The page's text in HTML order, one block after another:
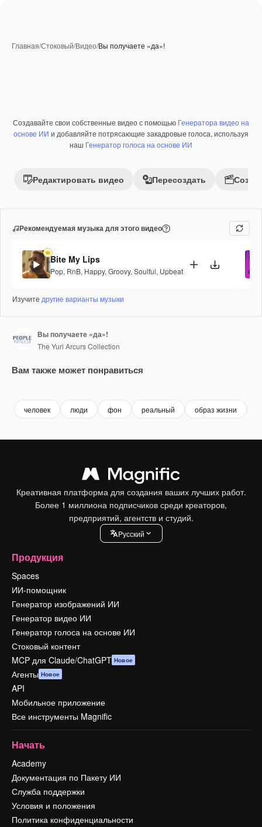
Главная/Стоковый/Видео/Вы получаете «да»!
Премиум
Создавайте свои собственные видео с помощью Генератора видео на
основе ИИ и добавляйте потрясающие закадровые голоса, используя
наш Генератор голоса на основе ИИ
Редактировать видео Пересоздать
Рекомендуемая музыка для этого видео
Bite My Lips
Pop, RnB, Happy, Groovy, Soulful, Upbeat
Изучите другие варианты музыки
Вы получаете «да»!
The Yuri Arcurs Collection
Вам также может понравиться
человек люди фон реальный образ жизни
Креативная платформа для создания ваших лучших работ.
Более 1 миллиона подписчиков среди креаторов,
предприятий, агентств и студий.
Pусский
Продукция
Spaces
ИИ-помощник
Генератор изображений ИИ
Генератор видео ИИ
Генератор голоса на основе ИИ
Стоковый контент
MCP для Claude/ChatGPT Новое
Агенты Новое
API
Мобильное приложение
Все инструменты Magnific
Начать
Academy
Документация по Пакету ИИ
Служба поддержки
Условия и положения
Политика конфиденциальности